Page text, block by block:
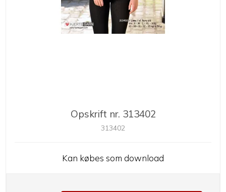
Opskrift nr. 313402
313402
Kan købes som download